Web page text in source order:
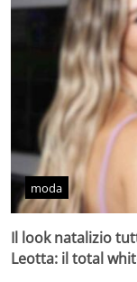
moda
Il look natalizio
Leotta: il total